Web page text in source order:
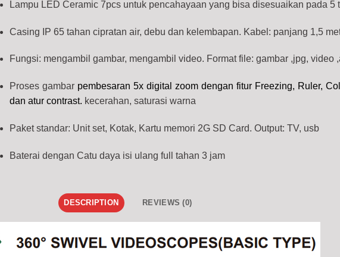
Lampu LED Ceramic 7pcs untuk pencahayaan yang bisa disesuaikan pada 5
Casing IP 65 tahan cipratan air, debu dan kelembapan. Kabel: panjang 1,5
Fungsi: mengambil gambar, mengambil video. Format file: gambar ,jpg, video
Proses gambar pembesaran 5x digital zoom dengan fitur Freezing, Ruler,
dan atur contrast. kecerahan, saturasi warna
Paket standar: Unit set, Kotak, Kartu memori 2G SD Card. Output: TV, usb
Baterai dengan Catu daya isi ulang full tahan 3 jam
DESCRIPTION REVIEWS (0)